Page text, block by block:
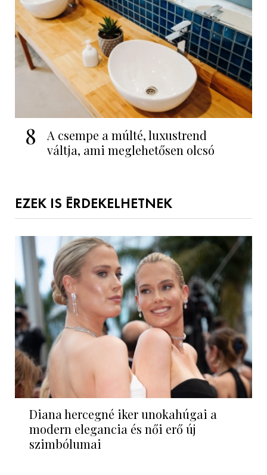
8
A csempe a múlté, luxustrend
váltja, ami meglehetősen olcsó
EZEK IS ÉRDEKELHETNEK
Diana hercegné iker unokahúgai a
modern elegancia és női erő új
szimbólumai